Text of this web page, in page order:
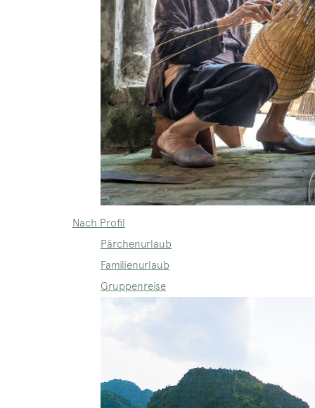
Nach Profil
Pärchenurlaub
Familienurlaub
Gruppenreise